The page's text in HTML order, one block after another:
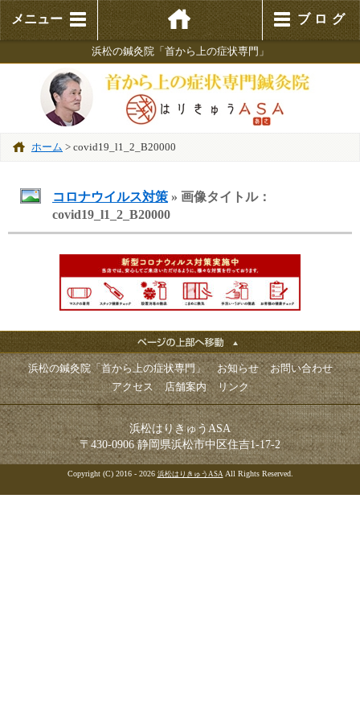
メニュー ブログ
浜松の鍼灸院「首から上の症状専門」
ホーム > covid19_l1_2_B20000
コロナウイルス対策 » 画像タイトル：
covid19_l1_2_B20000
浜松の鍼灸院「首から上の症状専門」 お知らせ
お問い合わせ
アクセス
店舗案内 リンク
浜松はりきゅうASA
〒430-0906 静岡県浜松市中区住吉1-17-2
Copyright (C) 2016 - 2026 浜松はりきゅうASAAll Rights Reserved.